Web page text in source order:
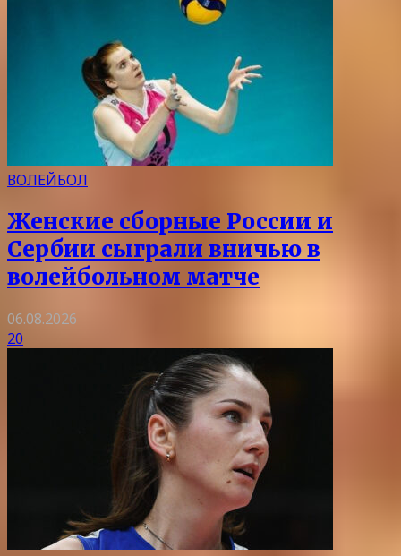
ВОЛЕЙБОЛ
Женские сборные России и
Сербии сыграли вничью в
волейбольном матче
06.08.2026
20